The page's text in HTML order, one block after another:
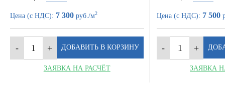
Цена (с НДС): 7 300 руб./м2
ЗАЯВКА НА РАСЧЁТ
Цена (с НДС): 7 500
ЗАЯВКА